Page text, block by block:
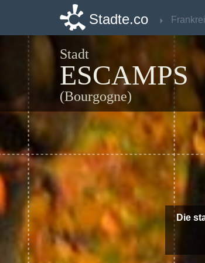
Stadte.co
Stadt
ESCAMPS
(Bourgogne)
Die
Stadte.co